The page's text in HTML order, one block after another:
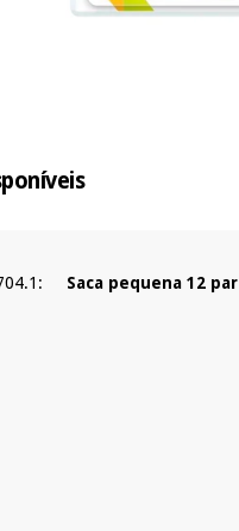
Saca pequena 12 par